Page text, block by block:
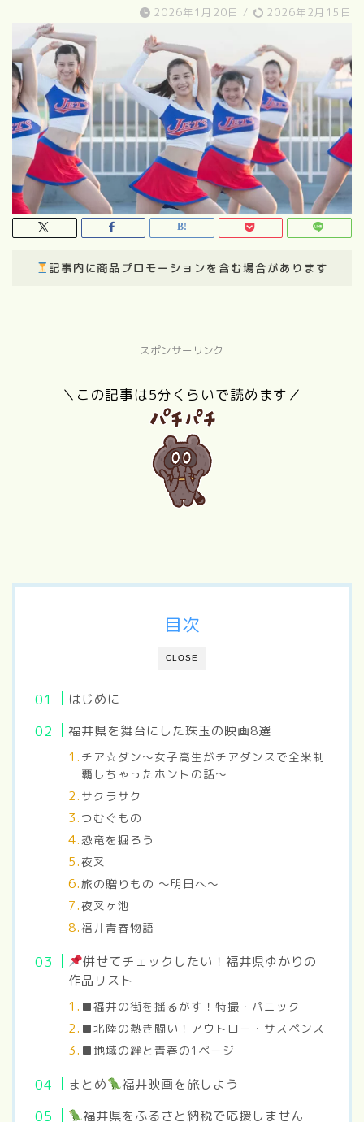
2026年1月20日 / 2026年2月15日
記事内に商品プロモーションを含む場合があります
スポンサーリンク
＼この記事は5分くらいで読めます／
CLOSE
目次
はじめに
福井県を舞台にした珠玉の映画8選
チア☆ダン～女子高生がチアダンスで全米制
覇しちゃったホントの話～
サクラサク
つむぐもの
恐竜を掘ろう
夜叉
旅の贈りもの ～明日へ～
夜叉ヶ池
福井青春物語
併せてチェックしたい！福井県ゆかりの
作品リスト
■福井の街を揺るがす！特撮・パニック
■北陸の熱き闘い！アウトロー・サスペンス
■地域の絆と青春の1ページ
まとめ
福井映画を旅しよう
福井県をふるさと納税で応援しません